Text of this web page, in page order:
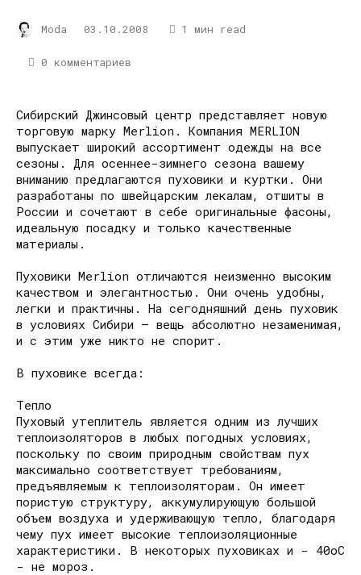
Moda 03.10.2008 1 мин read
0 комментариев
Сибирский Джинсовый центр представляет новую
торговую марку Merlion. Компания MERLION
выпускает широкий ассортимент одежды на все
сезоны. Для осеннее-зимнего сезона вашему
вниманию предлагаются пуховики и куртки. Они
разработаны по швейцарским лекалам, отшиты в
России и сочетают в себе оригинальные фасоны,
идеальную посадку и только качественные
материалы.
Пуховики Merlion отличаются неизменно высоким
качеством и элегантностью. Они очень удобны,
легки и практичны. На сегодняшний день пуховик
в условиях Сибири – вещь абсолютно незаменимая,
и с этим уже никто не спорит.
В пуховике всегда:
Тепло
Пуховый утеплитель является одним из лучших
теплоизоляторов в любых погодных условиях,
поскольку по своим природным свойствам пух
максимально соответствует требованиям,
предъявляемым к теплоизоляторам. Он имеет
пористую структуру, аккумулирующую большой
объем воздуха и удерживающую тепло, благодаря
чему пух имеет высокие теплоизоляционные
характеристики. В некоторых пуховиках и - 40оС
- не мороз.